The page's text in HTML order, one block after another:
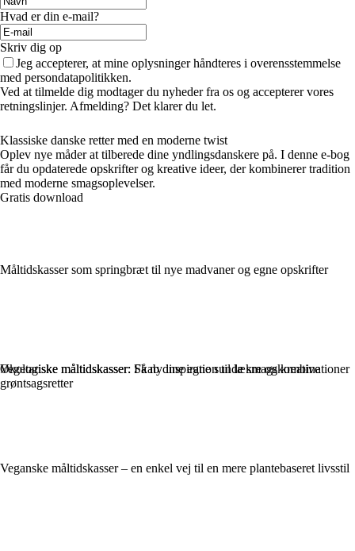
Hvad er din e-mail?
Skriv dig op
Jeg accepterer, at mine oplysninger håndteres i overensstemmelse
med persondatapolitikken.
Ved at tilmelde dig modtager du nyheder fra os og accepterer vores
retningslinjer. Afmelding? Det klarer du let.
Klassiske danske retter med en moderne twist
Oplev nye måder at tilberede dine yndlingsdanskere på. I denne e-bog
får du opdaterede opskrifter og kreative ideer, der kombinerer tradition
med moderne smagsoplevelser.
Gratis download
Måltidskasser som springbræt til nye madvaner og egne opskrifter
Økologiske måltidskasser: Skab dine egne sunde smagskombinationer
Veganske måltidskasser – en enkel vej til en mere plantebaseret livsstil
Vegetariske måltidskasser: Få ny inspiration til lækre og kreative
grøntsagsretter